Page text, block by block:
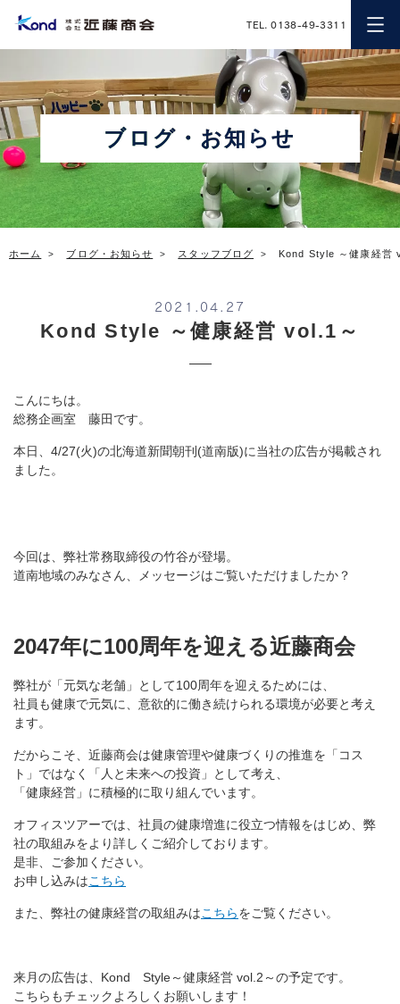
近藤商会
TEL. 0138-49-3311
ブログ・お知らせ
ホーム ブログ・お知らせ スタッフブログ Kond Style ～健康経営
2021.04.27
Kond Style ～健康経営 vol.1～
こんにちは。
総務企画室 藤田です。
本日、4/27(火)の北海道新聞朝刊(道南版)に当社の広告が掲載され
ました。
今回は、弊社常務取締役の竹谷が登場。
道南地域のみなさん、メッセージはご覧いただけましたか？
2047年に100周年を迎える近藤商会
弊社が「元気な老舗」として100周年を迎えるためには、
社員も健康で元気に、意欲的に働き続けられる環境が必要と考え
ます。
だからこそ、近藤商会は健康管理や健康づくりの推進を「コス
ト」ではなく「人と未来への投資」として考え、
「健康経営」に積極的に取り組んでいます。
オフィスツアーでは、社員の健康増進に役立つ情報をはじめ、弊
社の取組みをより詳しくご紹介しております。
是非、ご参加ください。
お申し込みはこちら
また、弊社の健康経営の取組みはこちらをご覧ください。
来月の広告は、Kond Style～健康経営 vol.2～の予定です。
こちらもチェックよろしくお願いします！